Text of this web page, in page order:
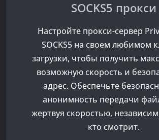
SOCKS5 прокси
Настройте прокси-сервер
SOCKS5 на своем любимом
загрузки, чтобы получить
возможную скорость и
адрес. Обеспечьте
анонимность передачи
жертвуя скоростью,
кто смотрит.